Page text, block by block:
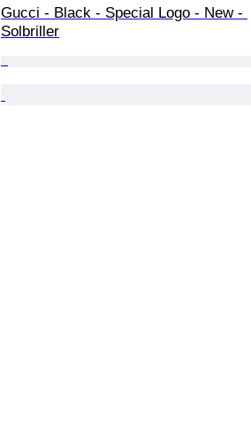
Gucci - Black - Special Logo - New -
Solbriller